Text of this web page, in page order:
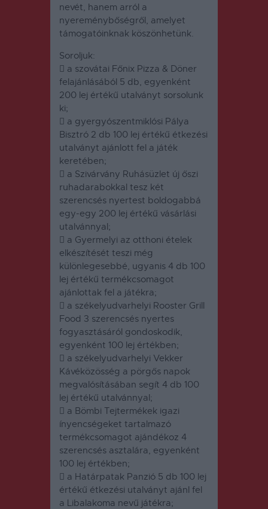
nevét, hanem arról a
nyereménybőségről, amelyet
támogatóinknak köszönhetünk.
Soroljuk:
 a szovátai Főnix Pizza & Döner
felajánlásából 5 db, egyenként
200 lej értékű utalványt sorsolunk
ki;
 a gyergyószentmiklósi Pálya
Bisztró 2 db 100 lej értékű étkezési
utalványt ajánlott fel a játék
keretében;
 a Szivárvány Ruhásüzlet új őszi
ruhadarabokkal tesz két
szerencsés nyertest boldogabbá
egy-egy 200 lej értékű vásárlási
utalvánnyal;
 a Gyermelyi az otthoni ételek
elkészítését teszi még
különlegesebbé, ugyanis 4 db 100
lej értékű termékcsomagot
ajánlottak fel a játékra;
 a székelyudvarhelyi Rooster Grill
Food 3 szerencsés nyertes
fogyasztásáról gondoskodik,
egyenként 100 lej értékben;
 a székelyudvarhelyi Vekker
Kávéközösség a pörgős napok
megvalósításában segít 4 db 100
lej értékű utalvánnyal;
 a Bömbi Tejtermékek igazi
ínyencségeket tartalmazó
termékcsomagot ajándékoz 4
szerencsés asztalára, egyenként
100 lej értékben;
 a Határpatak Panzió 5 db 100 lej
értékű étkezési utalványt ajánl fel
a Libalakoma nevű játékra;